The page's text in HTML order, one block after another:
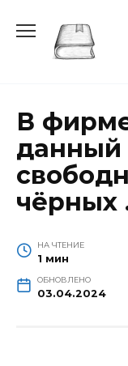
содержанию
В
данный
чёрных
НА ЧТЕНИЕ
1 мин
ОБНОВЛЕНО
03.04.2024